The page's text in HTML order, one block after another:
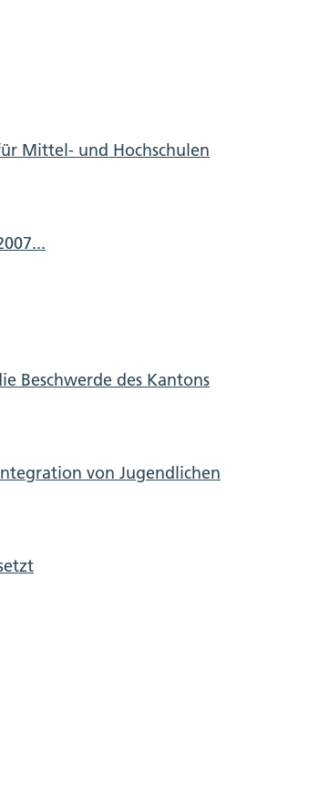
Mittel- und Hochschulen
Beschwerde des Kantons
von Jugendlichen